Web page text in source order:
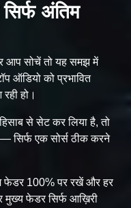
अंतिम
आप सोचें तो यह समझ में
ऑडियो को प्रभावित
हो।
से सेट कर लिया है, तो
सिर्फ एक सोर्स ठीक करने
फेडर 100% पर रखें और हर
फेडर सिर्फ आख़िरी